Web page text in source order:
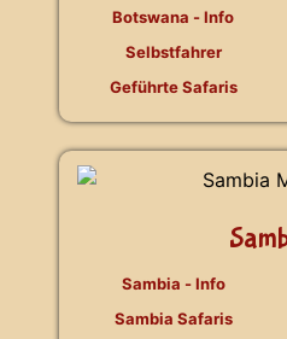
Botswana - Info
Selbstfahrer
Geführte Safaris
Sambia - Info
Sambia Safaris